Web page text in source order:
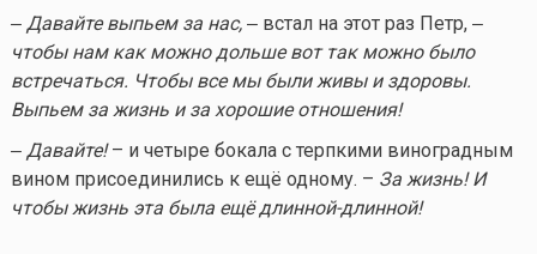
‒ Давайте выпьем за нас,‒ встал на этот раз Петр, ‒
чтобы нам как можно дольше вот так можно было
встречаться. Чтобы все мы были живы и здоровы.
Выпьем за жизнь и за хорошие отношения!
‒ Давайте!– и четыре бокала с терпкими виноградным
вином присоединились к ещё одному. – За жизнь! И
чтобы жизнь эта была ещё длинной-длинной!